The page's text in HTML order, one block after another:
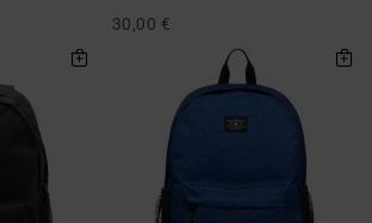
30,00 €